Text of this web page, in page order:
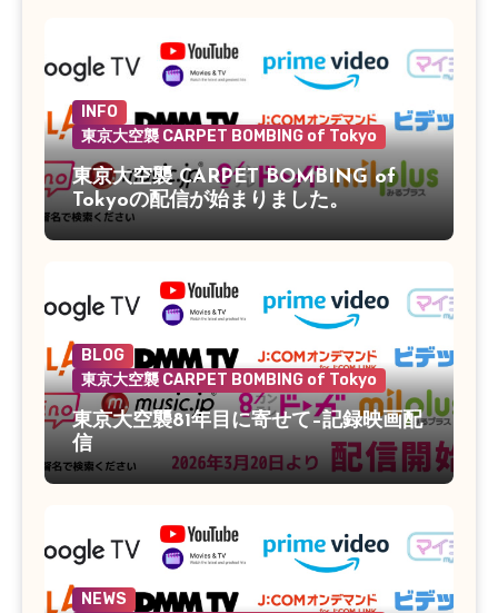
INFO
東京大空襲 CARPET BOMBING of Tokyo
東京大空襲 CARPET BOMBING of
Tokyoの配信が始まりました。
BLOG
東京大空襲 CARPET BOMBING of Tokyo
東京大空襲81年目に寄せて–記録映画配
信
NEWS